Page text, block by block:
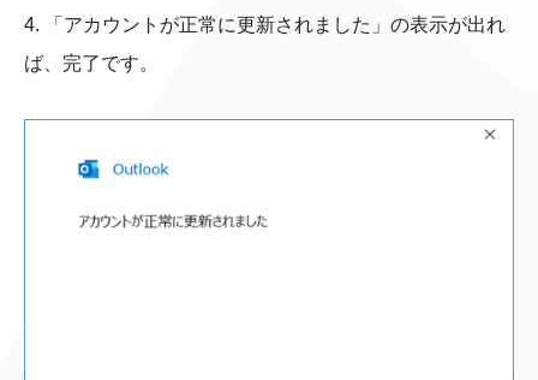
4. 「アカウントが正常に更新されました」の表示が出れ
ば、完了です。